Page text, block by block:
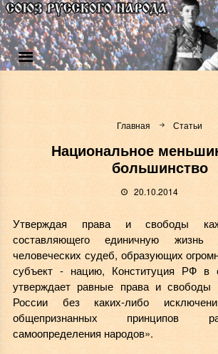
Главная Статьи
Национальное
большинство
20.10.2014
Утверждая права и свободы
составляющего единичную жизнь
человеческих судеб, образующих
субъект - нацию, Конституция РФ в
утверждает равные права и свободы
России без каких-либо
общепризнанных принципов
самоопределения народов».